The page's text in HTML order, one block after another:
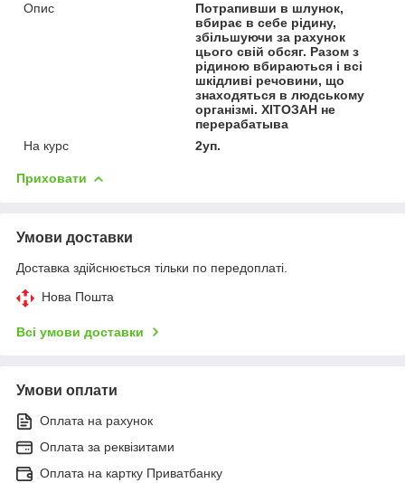
Опис
Потрапивши в шлунок,
вбирає в себе рідину,
збільшуючи за рахунок
цього свій обсяг. Разом з
рідиною вбираються і всі
шкідливі речовини, що
знаходяться в людському
організмі. ХІТОЗАН не
перерабатыва
На курс
2уп.
Приховати
Умови доставки
Доставка здійснюється тільки по передоплаті.
Нова Пошта
Всі умови доставки
Умови оплати
Оплата на рахунок
Оплата за реквізитами
Оплата на картку Приватбанку